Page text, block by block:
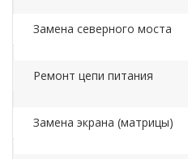
Замена северного моста
Ремонт цепи питания
Замена экрана (матрицы)